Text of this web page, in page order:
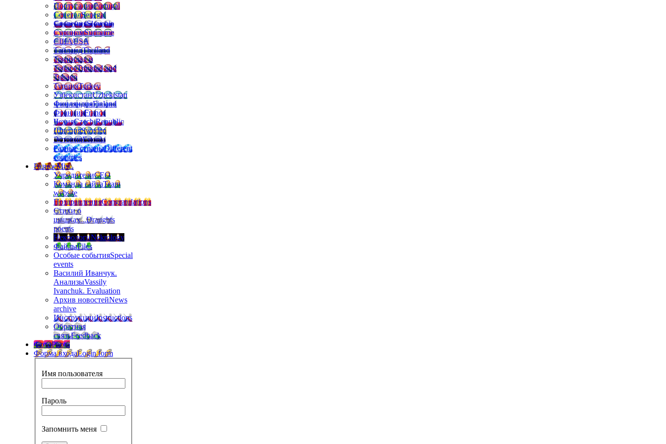
ПортугалияPortugal
СенегалSenegal
СловенияSlovenia
СуринамSuriname
СШАUSA
ТайландThailand
Тринидад и
ТобагоTrinidad and
Tobago
ТурцияTurkey
УзбекистанUzbekistan
ФинляндияFinland
ФранцияFrance
ЧехияCzech Republic
ШвецияSweden
ЭстонияEstonia
Разные страныDifferent
countries
РазноеMisc.
УчредителиCEO
Команда сайтаTeam
website
ПоздравленияCongratulations
Стихи о
шашках...Draughts
poems
НекрологиNekrology
ФайлыFiles
Особые событияSpecial
events
Василий Иванчук.
АнализыVassily
Ivanchuk. Evaluation
Архив новостейNews
archive
ИнструкцииInstructions
Обратная
связьFeedback
ФотоPhoto
Форма входаLogin form
Имя пользователя
Пароль
Запомнить меня